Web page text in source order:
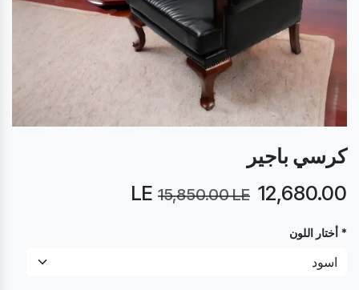
كرسي باجير
12,680.00
15,850.00LE
* أختار اللون